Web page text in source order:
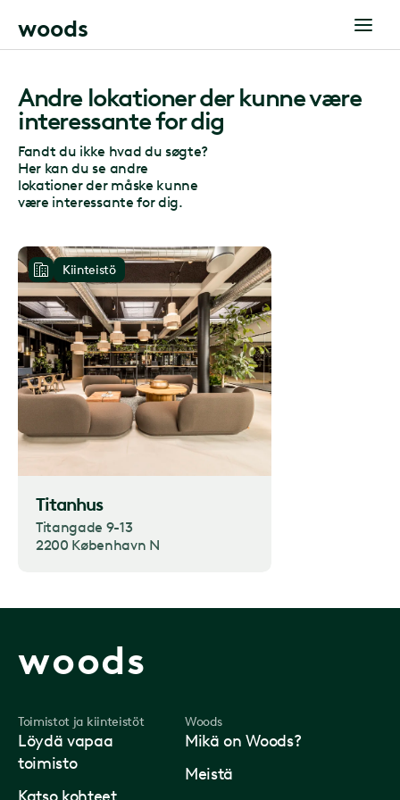
woods
Andre lokationer der kunne være
interessante for dig
Fandt du ikke hvad du søgte?
Her kan du se andre
lokationer der måske kunne
være interessante for dig.
Kiinteistö
Titanhus
Titangade 9-13
2200 København N
woods
Toimistot ja kiinteistöt
Löydä vapaa
toimisto
Woods
Mikä on Woods?
Meistä